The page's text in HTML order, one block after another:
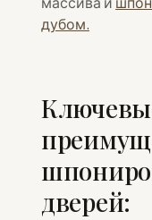
дубом.
дверей: